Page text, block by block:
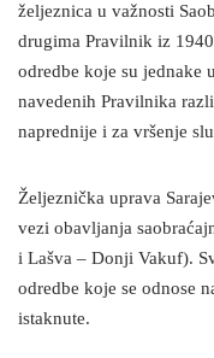
željeznica u važnosti
drugima Pravilnik iz
odredbe koje su jednake
navedenih Pravilnika
naprednije i za vršenje
Željeznička uprava
vezi obavljanja
i Lašva – Donji Vakuf).
odredbe koje se odnose
istaknute.